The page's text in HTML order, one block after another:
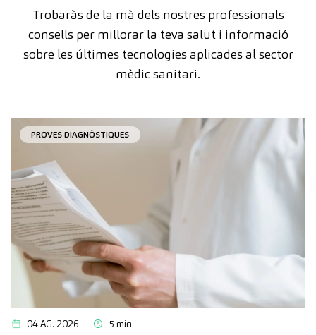
Trobaràs de la mà dels nostres professionals
consells per millorar la teva salut i informació
sobre les últimes tecnologies aplicades al sector
mèdic sanitari.
PROVES DIAGNÒSTIQUES
04 AG. 2026 5 min